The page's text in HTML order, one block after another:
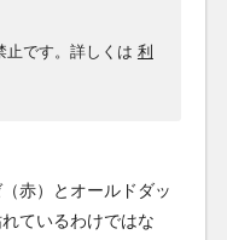
止です。詳しくは 利
赤）とオールドダッ
ているわけではな